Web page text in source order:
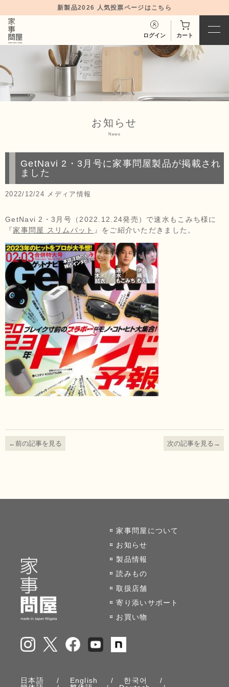
新製品2026 人気投票ページはこちら
ログイン カート
お知らせ
News
GetNavi 2・3月号に家事問屋製品が掲載され
ました
2022/12/24 メディア情報
GetNavi 2・3月号（2022.12.24発売）で速水もこみち様に
『家事問屋 スリムバット 』をご紹介いただきました。
←前の記事を見る 次の記事を見る→
家事問屋について
お知らせ
製品情報
読みもの
取扱店舗
寄り添いサポート
お買い物
日本語 English
한국어